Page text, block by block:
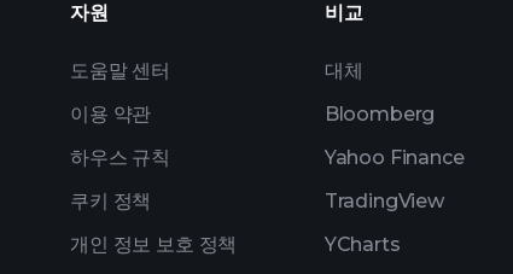
자원
도움말 센터
이용 약관
하우스 규칙
쿠키 정책
개인 정보 보호 정책
비교
대체
Bloomberg
Yahoo Finance
TradingView
YCharts